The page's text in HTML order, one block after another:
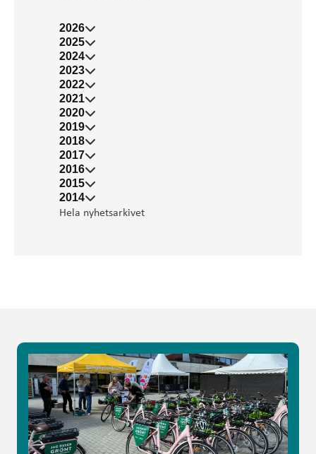
2026
2025
2024
2023
2022
2021
2020
2019
2018
2017
2016
2015
2014
Hela nyhetsarkivet